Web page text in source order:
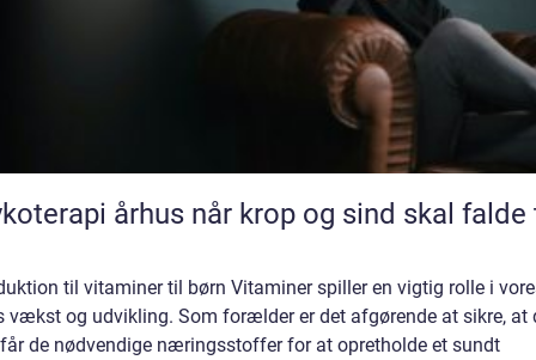
århus når krop og sind skal falde til
til vitaminer til børn Vitaminer spiller en vigtig rolle i
vækst og udvikling. Som forælder er det afgørende at sikre, at
de nødvendige næringsstoffer for at opretholde et sundt